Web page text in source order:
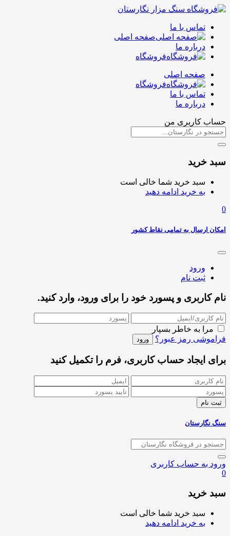
تماس با ما
صفحه اصلی
درباره ما
فروشگاه
صفحه اصلی
فروشگاه
تماس با ما
درباره ما
حساب کاربری من
سبد خرید
سبد خرید شما خالی است
به خرید ادامه دهید
0
امکان ارسال به تمامی نقاط کشور
ورود
ثبت نام
نام کاربری و پسورد خود را برای ورود، وارد کنید.
مرا به خاطر بسپار
فراموشی رمز عبور؟
برای ایجاد حساب کاربری، فرم را تکمیل کنید
سنگ نگارستان
ورود به حساب کاربری
0
سبد خرید
سبد خرید شما خالی است
به خرید ادامه دهید